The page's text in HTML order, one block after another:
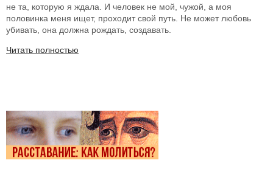
не та, которую я ждала. И человек не мой, чужой, а моя
половинка меня ищет, проходит свой путь. Не может любовь
убивать, она должна рождать, создавать.
Читать полностью